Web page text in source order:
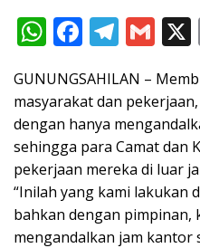
W
at
s
A
p
p
F
e
b
o
o
k
T
e
gr
a
m
G
ai
l
GUNUNGSAHILAN –
masyarakat dan
dengan hanya
sehingga para Camat dan
pekerjaan mereka di luar
“Inilah yang kami lakukan
bahkan dengan pimpinan,
mengandalkan jam kantor